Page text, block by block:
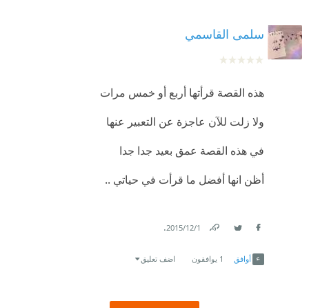
سلمى القاسمي
هذه القصة قرأتها أربع أو خمس مرات
ولا زلت للآن عاجزة عن التعبير عنها
في هذه القصة عمق بعيد جدا جدا
أظن انها أفضل ما قرأت في حياتي ..
1‏/12‏/2015
.
أوافق 1 يوافقون اضف تعليق